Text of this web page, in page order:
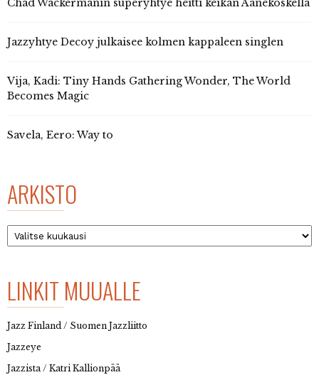
Chad Wackermanin superyhtye heitti keikan Äänekoskella
Jazzyhtye Decoy julkaisee kolmen kappaleen singlen
Vija, Kadi: Tiny Hands Gathering Wonder, The World
Becomes Magic
Savela, Eero: Way to
ARKISTO
Arkisto
LINKIT MUUALLE
Jazz Finland / Suomen Jazzliitto
Jazzeye
Jazzista / Katri Kallionpää